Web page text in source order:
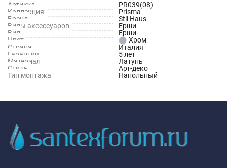
Артикул
PR039(08)
Коллекция
Prisma
Бренд
Stil Haus
Виды аксессуаров
Ерши
Вид
Ерши
Цвет
Хром
Страна
Италия
Гарантия
5 лет
Материал
Латунь
Стиль
Арт-деко
Тип монтажа
Напольный